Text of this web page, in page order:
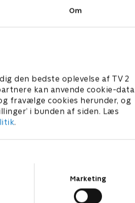
Om
den bedste oplevelse af TV 2
kan anvende cookie-data
fravælge cookies herunder, og
i bunden af siden. Læs
.
Marketing